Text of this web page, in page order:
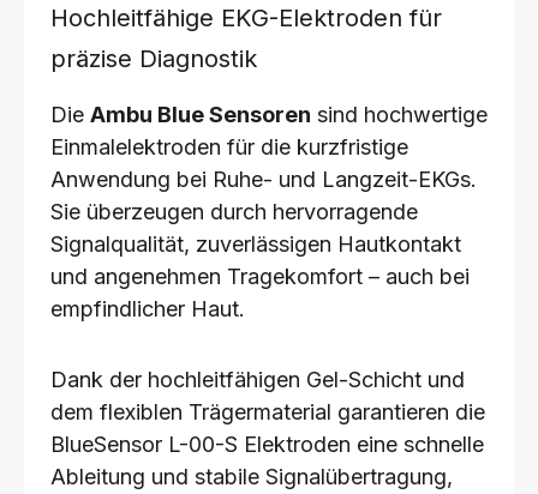
Hochleitfähige EKG-Elektroden für
präzise Diagnostik
Die Ambu Blue Sensoren sind hochwertige
Einmalelektroden für die kurzfristige
Anwendung bei Ruhe- und Langzeit-EKGs.
Sie überzeugen durch hervorragende
Signalqualität, zuverlässigen Hautkontakt
und angenehmen Tragekomfort – auch bei
empfindlicher Haut.
Dank der hochleitfähigen Gel-Schicht und
dem flexiblen Trägermaterial garantieren die
BlueSensor L-00-S Elektroden eine schnelle
Ableitung und stabile Signalübertragung,